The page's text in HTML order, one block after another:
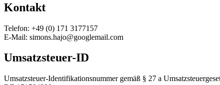
Kontakt
Telefon: +49 (0) 171 3177157
E-Mail: simons.hajo@googlemail.com
Umsatzsteuer-ID
Umsatzsteuer-Identifikationsnummer gemäß § 27 a